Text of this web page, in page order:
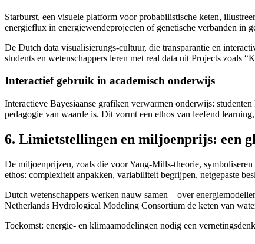
Starburst, een visuele platform voor probabilistische keten,
energieflux in energiewendeprojecten of genetische verbanden in
De Dutch data visualisierungs-cultuur, die transparantie en
students en wetenschappers leren met real data uit Projects zoals
Interactief gebruik in academisch onderwijs
Interactieve Bayesiaanse grafiken verwarmen onderwijs:
pedagogie van waarde is. Dit vormt een ethos van leefend
6. Limietstellingen en miljoenprijs: een
De miljoenprijzen, zoals die voor Yang-Mills-theorie,
ethos: complexiteit anpakken, variabiliteit begrijpen, netgepaste
Dutch wetenschappers werken nauw samen – over
Netherlands Hydrological Modeling Consortium de keten van
Toekomst: energie- en klimaamodelingen nodig een